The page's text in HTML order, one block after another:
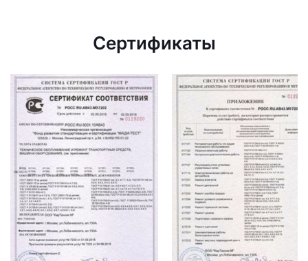
Сертификаты